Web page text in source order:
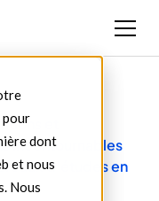
pour
dont
et nous
Nous
et
incontournables
d’études en